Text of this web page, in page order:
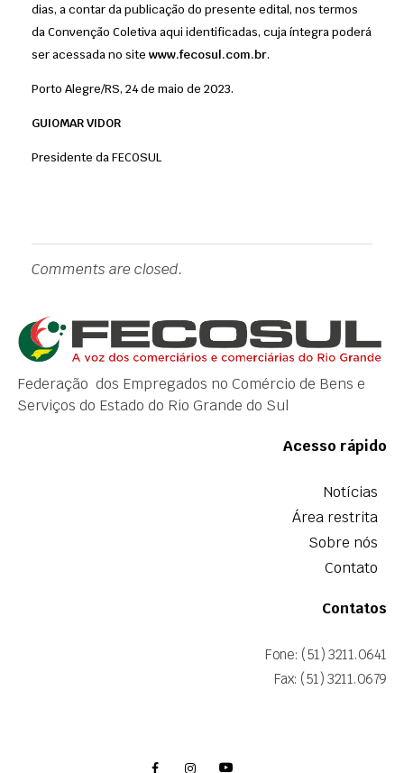
dias, a contar da publicação do presente edital, nos termos
da Convenção Coletiva aqui identificadas, cuja íntegra poderá
ser acessada no site www.fecosul.com.br.
Porto Alegre/RS, 24 de maio de 2023.
GUIOMAR VIDOR
Presidente da FECOSUL
Comments are closed.
Federação dos Empregados no Comércio de Bens e
Serviços do Estado do Rio Grande do Sul
Acesso rápido
Notícias
Área restrita
Sobre nós
Contato
Contatos
Fone: (51) 3211.0641
Fax: (51) 3211.0679